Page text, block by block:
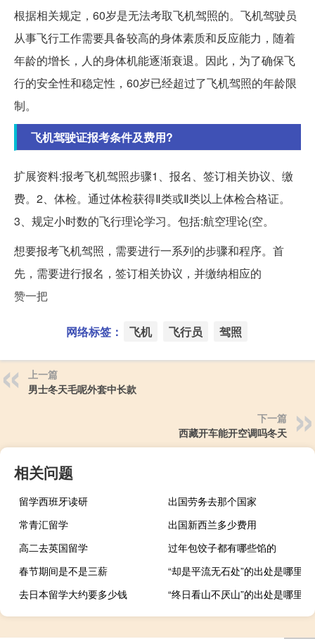
根据相关规定，60岁是无法考取飞机驾照的。飞机驾驶员
从事飞行工作需要具备较高的身体素质和反应能力，随着
年龄的增长，人的身体机能逐渐衰退。因此，为了确保飞
行的安全性和稳定性，60岁已经超过了飞机驾照的年龄限
制。
飞机驾驶证报考条件及费用?
扩展资料:报考飞机驾照步骤1、报名、签订相关协议、缴
费。2、体检。通过体检获得Ⅱ类或Ⅱ类以上体检合格证。
3、规定小时数的飞行理论学习。包括:航空理论(空。
想要报考飞机驾照，需要进行一系列的步骤和程序。首
先，需要进行报名，签订相关协议，并缴纳相应的
赞一把
网络标签： 飞机 飞行员 驾照
上一篇
男士冬天毛呢外套中长款
下一篇
西藏开车能开空调吗冬天
相关问题
留学西班牙读研
出国劳务去那个国家
常青汇留学
出国新西兰多少费用
高二去英国留学
过年包饺子都有哪些馅的
春节期间是不是三薪
“却是平流无石处”的出处是哪里
去日本留学大约要多少钱
“终日看山不厌山”的出处是哪里